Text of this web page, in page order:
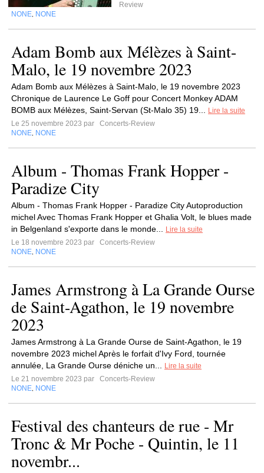
Review
NONE NONE
Adam Bomb aux Mélèzes à Saint-
Malo, le 19 novembre 2023
Adam Bomb aux Mélèzes à Saint-Malo, le 19 novembre 2023
Chronique de Laurence Le Goff pour Concert Monkey ADAM
BOMB aux Mélèzes, Saint-Servan (St-Malo 35) 19...
Lire la suite
Le 25 novembre 2023 par
Concerts-Review
NONE NONE
Album - Thomas Frank Hopper -
Paradize City
Album - Thomas Frank Hopper - Paradize City Autoproduction
michel Avec Thomas Frank Hopper et Ghalia Volt, le blues made
in Belgenland s'exporte dans le monde...
Lire la suite
Le 18 novembre 2023 par
Concerts-Review
NONE NONE
James Armstrong à La Grande Ourse
de Saint-Agathon, le 19 novembre
2023
James Armstrong à La Grande Ourse de Saint-Agathon, le 19
novembre 2023 michel Après le forfait d'Ivy Ford, tournée
annulée, La Grande Ourse déniche un...
Lire la suite
Le 21 novembre 2023 par
Concerts-Review
NONE NONE
Festival des chanteurs de rue - Mr
Tronc & Mr Poche - Quintin, le 11
novembr...